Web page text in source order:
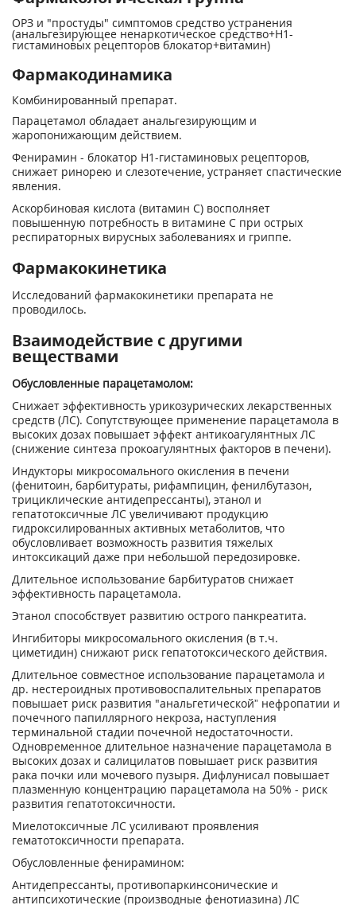
ОРЗ и "простуды" симптомов средство устранения
(анальгезирующее ненаркотическое средство+H1-
гистаминовых рецепторов блокатор+витамин)
Фармакодинамика
Комбинированный препарат.
Парацетамол обладает анальгезирующим и
жаропонижающим действием.
Фенирамин - блокатор H1-гистаминовых рецепторов,
снижает ринорею и слезотечение, устраняет спастические
явления.
Аскорбиновая кислота (витамин С) восполняет
повышенную потребность в витамине С при острых
респираторных вирусных заболеваниях и гриппе.
Фармакокинетика
Исследований фармакокинетики препарата не
проводилось.
Взаимодействие с другими
веществами
Обусловленные парацетамолом:
Снижает эффективность урикозурических лекарственных
средств (ЛС). Сопутствующее применение парацетамола в
высоких дозах повышает эффект антикоагулянтных ЛС
(снижение синтеза прокоагулянтных факторов в печени).
Индукторы микросомального окисления в печени
(фенитоин, барбитураты, рифампицин, фенилбутазон,
трициклические антидепрессанты), этанол и
гепатотоксичные ЛС увеличивают продукцию
гидроксилированных активных метаболитов, что
обусловливает возможность развития тяжелых
интоксикаций даже при небольшой передозировке.
Длительное использование барбитуратов снижает
эффективность парацетамола.
Этанол способствует развитию острого панкреатита.
Ингибиторы микросомального окисления (в т.ч.
циметидин) снижают риск гепатотоксического действия.
Длительное совместное использование парацетамола и
др. нестероидных противовоспалительных препаратов
повышает риск развития "анальгетической” нефропатии и
почечного папиллярного некроза, наступления
терминальной стадии почечной недостаточности.
Одновременное длительное назначение парацетамола в
высоких дозах и салицилатов повышает риск развития
рака почки или мочевого пузыря. Дифлунисал повышает
плазменную концентрацию парацетамола на 50% - риск
развития гепатотоксичности.
Миелотоксичные ЛС усиливают проявления
гематотоксичности препарата.
Обусловленные фенирамином:
Антидепрессанты, противопаркинсонические и
антипсихотические (производные фенотиазина) ЛС